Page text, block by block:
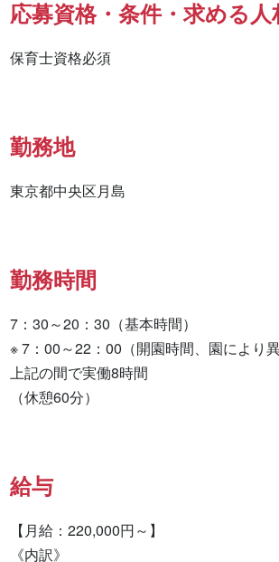
応募資格・条件・求める人
勤務地
東京都中央区月島
勤務時間
7：30～20：30（基本時間）
※ 7：00～22：00（開園時間、園により異
上記の間で実働8時間
（休憩60分）
給与
【月給：220,000円～】
《内訳》